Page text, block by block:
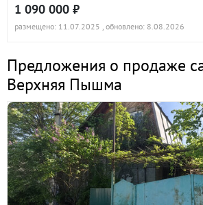
1 090 000 ₽
размещено: 11.07.2025 , обновлено: 8.08.2026
Предложения о продаже
Верхняя Пышма